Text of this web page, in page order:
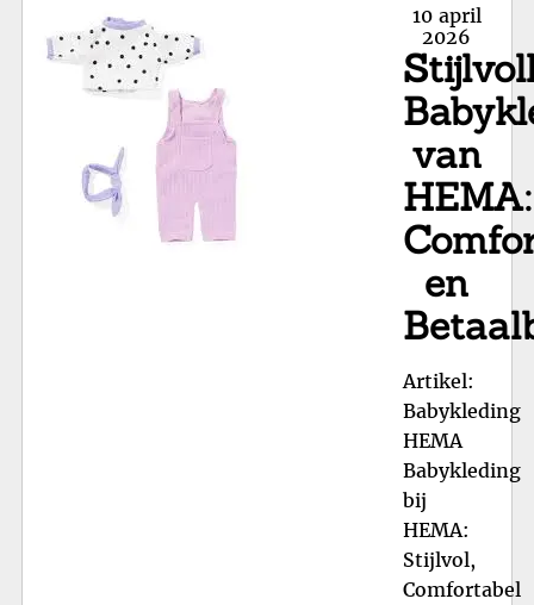
Posted
on
10 april
2026
van
HEMA:
en
Artikel:
Babykleding
HEMA
Babykleding
bij
HEMA:
Stijlvol,
Comfortabel